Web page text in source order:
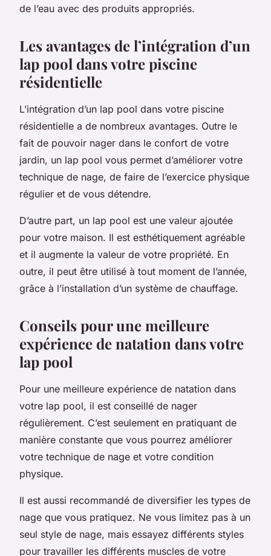
de l’eau avec des produits appropriés.
Les avantages de l’intégration d’un
lap pool dans votre piscine
résidentielle
L’intégration d’un lap pool dans votre piscine
résidentielle a de nombreux avantages. Outre le
fait de pouvoir nager dans le confort de votre
jardin, un lap pool vous permet d’améliorer votre
technique de nage, de faire de l’exercice physique
régulier et de vous détendre.
D’autre part, un lap pool est une valeur ajoutée
pour votre maison. Il est esthétiquement agréable
et il augmente la valeur de votre propriété. En
outre, il peut être utilisé à tout moment de l’année,
grâce à l’installation d’un système de chauffage.
Conseils pour une meilleure
expérience de natation dans votre
lap pool
Pour une meilleure expérience de natation dans
votre lap pool, il est conseillé de nager
régulièrement. C’est seulement en pratiquant de
manière constante que vous pourrez améliorer
votre technique de nage et votre condition
physique.
Il est aussi recommandé de diversifier les types de
nage que vous pratiquez. Ne vous limitez pas à un
seul style de nage, mais essayez différents styles
pour travailler les différents muscles de votre